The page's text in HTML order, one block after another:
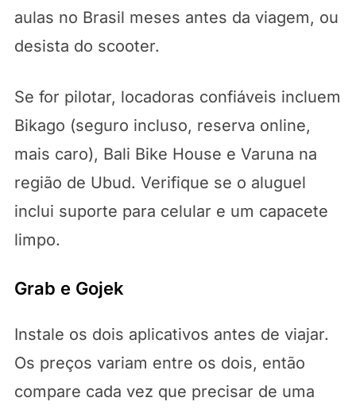
aulas no Brasil meses antes da viagem, ou
desista do scooter.
Se for pilotar, locadoras confiáveis incluem
Bikago (seguro incluso, reserva online,
mais caro), Bali Bike House e Varuna na
região de Ubud. Verifique se o aluguel
inclui suporte para celular e um capacete
limpo.
Grab e Gojek
Instale os dois aplicativos antes de viajar.
Os preços variam entre os dois, então
compare cada vez que precisar de uma